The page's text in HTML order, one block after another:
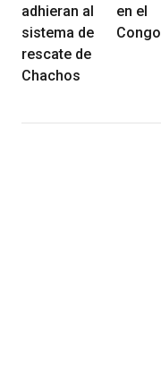
adhieran al
sistema de
rescate de
Chachos
en el
Congo